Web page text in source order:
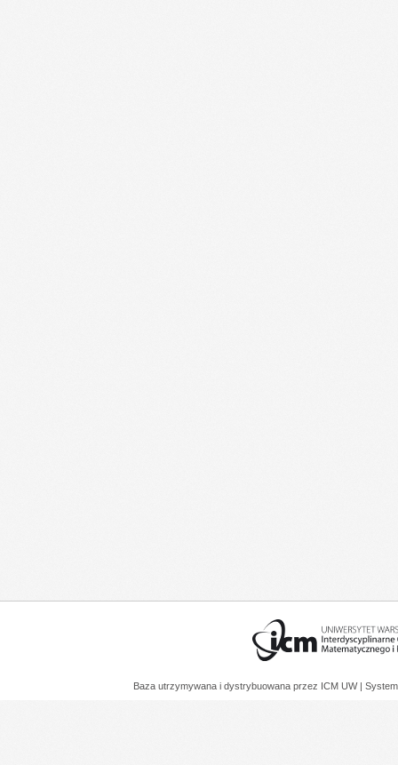
Baza utrzymywana i dystrybuowana przez ICM UW |